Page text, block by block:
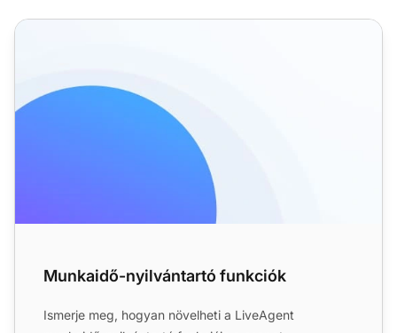
Munkaidő-nyilvántartó funkciók
Munkaidő-nyilvántartó funkciók
Ismerje meg, hogyan növelheti a LiveAgent